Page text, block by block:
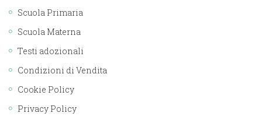
Scuola Primaria
Scuola Materna
Testi adozionali
Condizioni di Vendita
Cookie Policy
Privacy Policy